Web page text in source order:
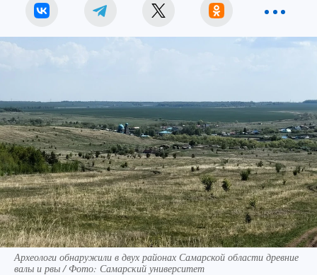
Археологи обнаружили в двух районах Самарской области древние
валы и рвы / Фото: Самарский университет